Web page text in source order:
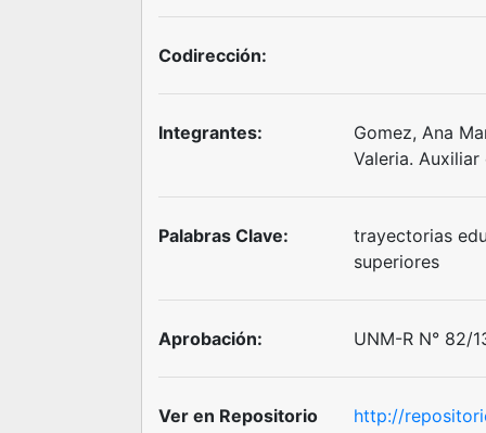
Codirección:
Integrantes:
Gomez, Ana
Valeria. Auxiliar
Palabras Clave:
trayectorias
superiores
Aprobación: UNM-R N° 82/
Ver en Repositorio
http://